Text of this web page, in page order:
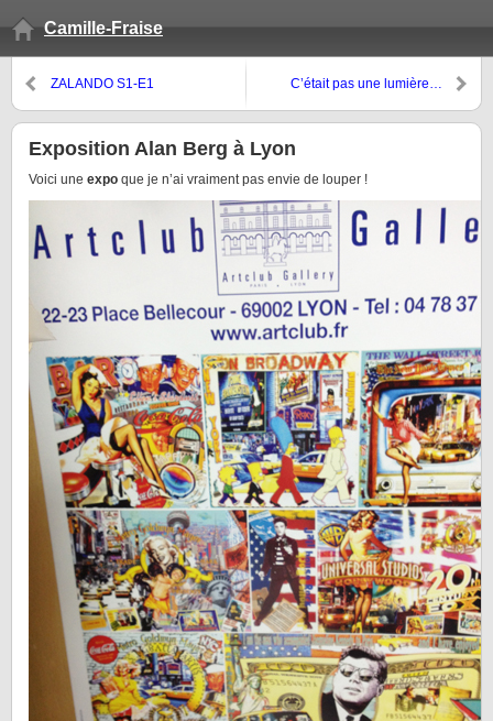
Camille-Fraise
ZALANDO S1-E1 C’était pas une lumière…
Exposition Alan Berg à Lyon
Voici une expo que je n’ai vraiment pas envie de louper !